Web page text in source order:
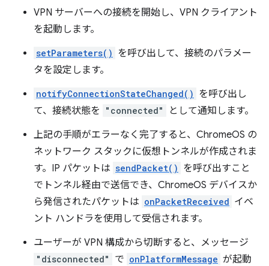
VPN サーバーへの接続を開始し、VPN クライアント
を起動します。
setParameters() を呼び出して、接続のパラメー
タを設定します。
notifyConnectionStateChanged() を呼び出し
て、接続状態を
"connected"
として通知します。
上記の手順がエラーなく完了すると、ChromeOS の
ネットワーク スタックに仮想トンネルが作成されま
す。IP パケットは sendPacket() を呼び出すこと
でトンネル経由で送信でき、ChromeOS デバイスか
ら発信されたパケットは onPacketReceived イベ
ント ハンドラを使用して受信されます。
ユーザーが VPN 構成から切断すると、メッセージ
"disconnected" で onPlatformMessage が起動